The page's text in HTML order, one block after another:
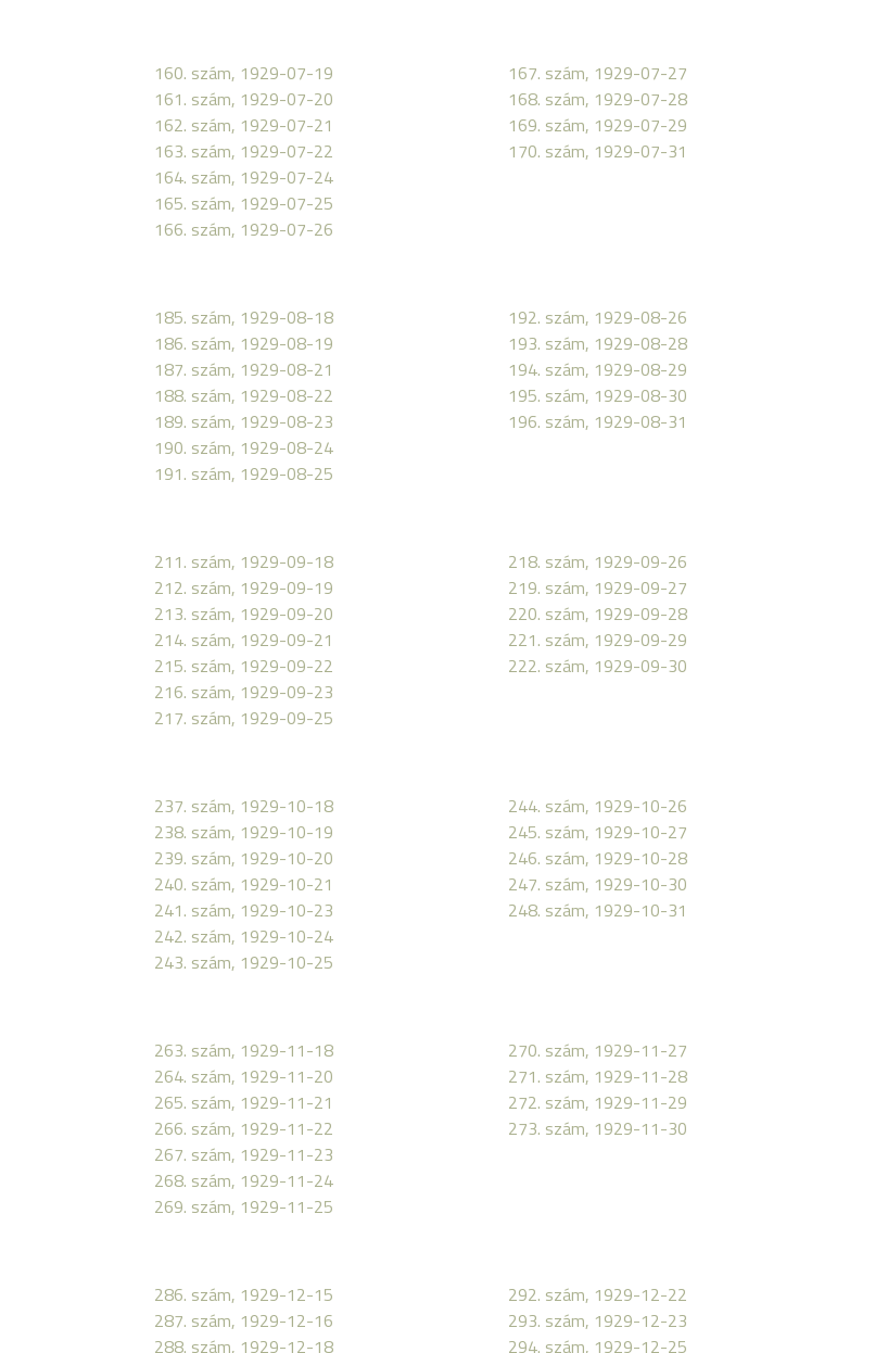
160. szám, 1929-07-19
161. szám, 1929-07-20
162. szám, 1929-07-21
163. szám, 1929-07-22
164. szám, 1929-07-24
165. szám, 1929-07-25
166. szám, 1929-07-26
167. szám, 1929-07-27
168. szám, 1929-07-28
169. szám, 1929-07-29
170. szám, 1929-07-31
185. szám, 1929-08-18
186. szám, 1929-08-19
187. szám, 1929-08-21
188. szám, 1929-08-22
189. szám, 1929-08-23
190. szám, 1929-08-24
191. szám, 1929-08-25
192. szám, 1929-08-26
193. szám, 1929-08-28
194. szám, 1929-08-29
195. szám, 1929-08-30
196. szám, 1929-08-31
211. szám, 1929-09-18
212. szám, 1929-09-19
213. szám, 1929-09-20
214. szám, 1929-09-21
215. szám, 1929-09-22
216. szám, 1929-09-23
217. szám, 1929-09-25
218. szám, 1929-09-26
219. szám, 1929-09-27
220. szám, 1929-09-28
221. szám, 1929-09-29
222. szám, 1929-09-30
237. szám, 1929-10-18
238. szám, 1929-10-19
239. szám, 1929-10-20
240. szám, 1929-10-21
241. szám, 1929-10-23
242. szám, 1929-10-24
243. szám, 1929-10-25
244. szám, 1929-10-26
245. szám, 1929-10-27
246. szám, 1929-10-28
247. szám, 1929-10-30
248. szám, 1929-10-31
263. szám, 1929-11-18
264. szám, 1929-11-20
265. szám, 1929-11-21
266. szám, 1929-11-22
267. szám, 1929-11-23
268. szám, 1929-11-24
269. szám, 1929-11-25
270. szám, 1929-11-27
271. szám, 1929-11-28
272. szám, 1929-11-29
273. szám, 1929-11-30
286. szám, 1929-12-15
287. szám, 1929-12-16
288. szám, 1929-12-18
292. szám, 1929-12-22
293. szám, 1929-12-23
294. szám, 1929-12-25